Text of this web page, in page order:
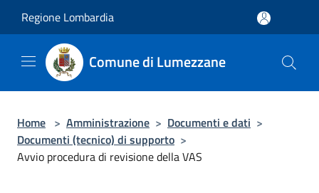
Regione Lombardia
Comune di Lumezzane
Home > Amministrazione > Documenti e dati >
Documenti (tecnico) di supporto >
Avvio procedura di revisione della VAS